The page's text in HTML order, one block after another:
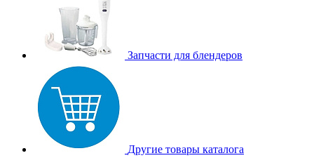
Запчасти для блендеров
Другие товары каталога